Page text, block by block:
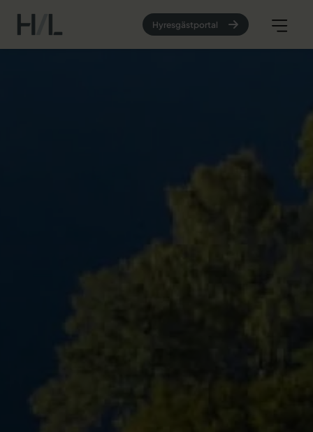
Hyresgästportal